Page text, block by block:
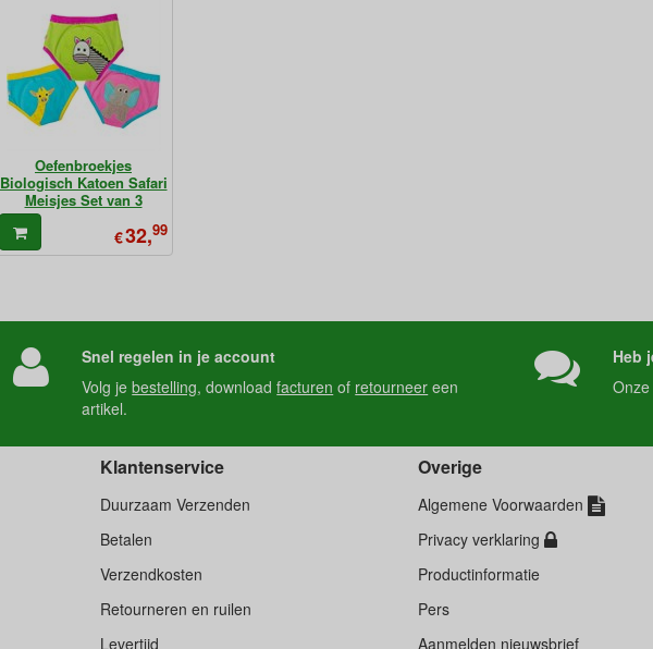
Oefenbroekjes
Biologisch Katoen Safari
Meisjes Set van 3
€32,99
Snel regelen in je account
Volg jebestelling, downloadfacturen of retourneer een
artikel.
Heb
Onze
Klantenservice
Duurzaam Verzenden
Betalen
Verzendkosten
Retourneren en ruilen
Levertijd
Overige
Algemene Voorwaarden
Privacy verklaring
Productinformatie
Pers
Aanmelden nieuwsbrief